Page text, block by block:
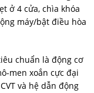
ở 4 cửa, chìa khóa
máy/bật điều hòa
chuẩn là động cơ
men xoắn cực đại
và hệ dẫn động